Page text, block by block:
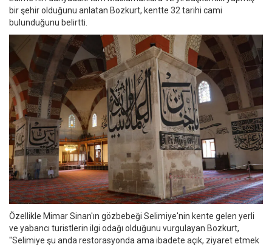
bir şehir olduğunu anlatan Bozkurt, kentte 32 tarihi cami
bulunduğunu belirtti.
Özellikle Mimar Sinan'ın gözbebeği Selimiye'nin kente gelen yerli
ve yabancı turistlerin ilgi odağı olduğunu vurgulayan Bozkurt,
"Selimiye şu anda restorasyonda ama ibadete açık, ziyaret etmek